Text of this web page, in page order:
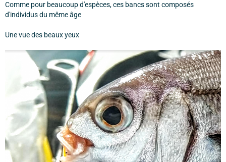
Comme pour beaucoup d'espèces, ces bancs sont composés
d'individus du même âge
Une vue des beaux yeux